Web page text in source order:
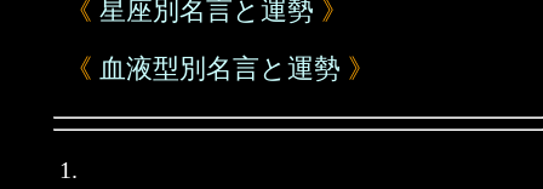
《 星座別名言と運勢 》
《 血液型別名言と運勢 》
1.